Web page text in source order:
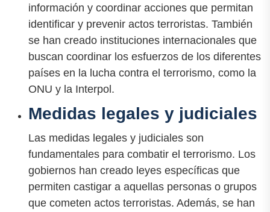
información y coordinar acciones que permitan
identificar y prevenir actos terroristas. También
se han creado instituciones internacionales que
buscan coordinar los esfuerzos de los diferentes
países en la lucha contra el terrorismo, como la
ONU y la Interpol.
Medidas legales y judiciales
Las medidas legales y judiciales son
fundamentales para combatir el terrorismo. Los
gobiernos han creado leyes específicas que
permiten castigar a aquellas personas o grupos
que cometen actos terroristas. Además, se han